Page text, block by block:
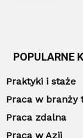
POPULARNE
Praktyki i staże
Praca w branży
Praca zdalna
Praca w Azji